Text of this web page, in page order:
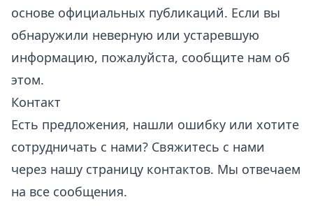
основе официальных публикаций. Если вы
обнаружили неверную или устаревшую
информацию, пожалуйста, сообщите нам об
этом.
Контакт
Есть предложения, нашли ошибку или хотите
сотрудничать с нами? Свяжитесь с нами
через нашу страницу контактов. Мы отвечаем
на все сообщения.